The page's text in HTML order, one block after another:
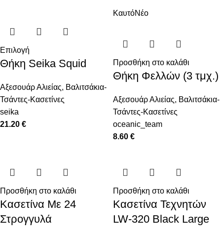
Επιλογή
Θήκη Seika Squid
Αξεσουάρ Αλιείας, Βαλιτσάκια-
Τσάντες-Κασετίνες
seika
21.20 €
ΚαυτόΝέο
Προσθήκη στο καλάθι
Θήκη Φελλών (3 τμχ.)
Αξεσουάρ Αλιείας, Βαλιτσάκια-
Τσάντες-Κασετίνες
oceanic_team
8.60 €
Προσθήκη στο καλάθι
Κασετίνα Με 24
Στρογγυλά
Προσθήκη στο καλάθι
Κασετίνα Τεχνητών
LW-320 Black Large